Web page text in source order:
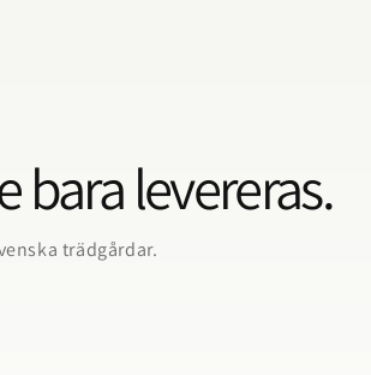
bara levereras.
trädgårdar.